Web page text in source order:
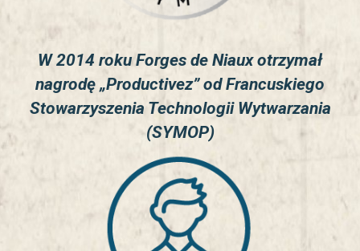
W 2014 roku Forges de Niaux otrzymał
nagrodę „Productivez” od Francuskiego
Stowarzyszenia Technologii Wytwarzania
(SYMOP)